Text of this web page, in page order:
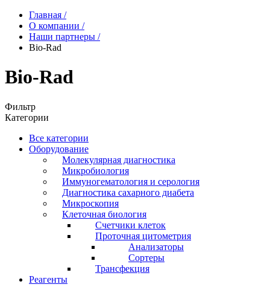
Главная /
О компании /
Наши партнеры /
Bio-Rad
Bio-Rad
Фильтр
Категории
Все категории
Оборудование
Молекулярная диагностика
Микробиология
Иммуногематология и серология
Диагностика сахарного диабета
Микроскопия
Клеточная биология
Счетчики клеток
Проточная цитометрия
Анализаторы
Сортеры
Трансфекция
Реагенты